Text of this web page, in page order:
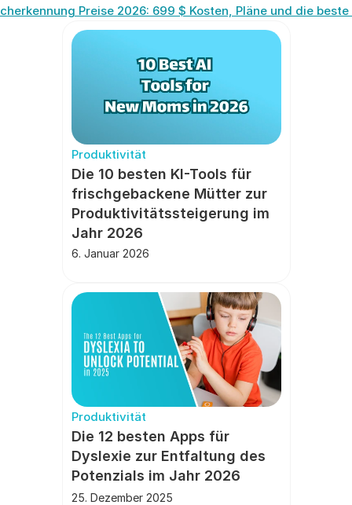
Preise 2026: 699 $ Kosten, Pläne und die
Produktivität
Die 10 besten KI-Tools für
frischgebackene Mütter zur
Produktivitätssteigerung im
Jahr 2026
6. Januar 2026
Produktivität
Die 12 besten Apps für
Dyslexie zur Entfaltung des
Potenzials im Jahr 2026
25. Dezember 2025